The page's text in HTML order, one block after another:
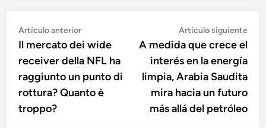
Navegación
de
entradas
Artículo anteriorArtículo
anterior:
Il mercato dei wide
receiver della NFL ha
raggiunto un punto di
rottura? Quanto è
troppo?
Artículo siguiente
A medida que crece el
interés en la energía
limpia, Arabia Saudita
mira hacia un futuro
más allá del petróleo